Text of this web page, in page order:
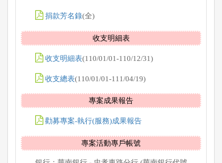
捐款芳名錄(全)
收支明細表
收支明細表(110/01/01-110/12/31)
收支總表(110/01/01-111/04/19)
專案成果報告
勸募專案-執行(服務)成果報告
專案活動專戶帳號